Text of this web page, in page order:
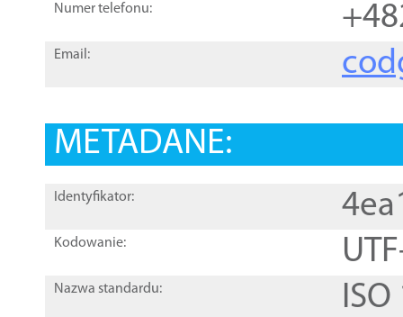
Numer telefonu:
Email:
METADANE:
Identyfikator:
Kodowanie:
Nazwa standardu: